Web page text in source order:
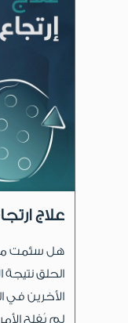
علاج
هل سئمت من
الحلق
الأخرين في
لم يُفلح